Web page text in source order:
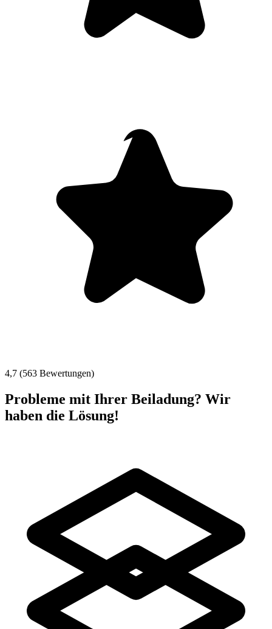
4,7 (563 Bewertungen)
Probleme mit Ihrer Beiladung? Wir
haben die Lösung!